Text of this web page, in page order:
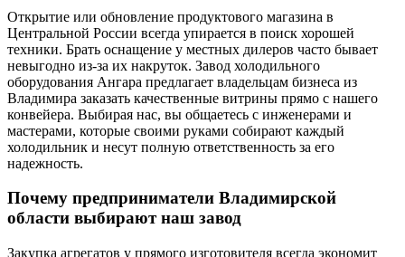
Открытие или обновление продуктового магазина в
Центральной России всегда упирается в поиск хорошей
техники. Брать оснащение у местных дилеров часто бывает
невыгодно из-за их накруток. Завод холодильного
оборудования Ангара предлагает владельцам бизнеса из
Владимира заказать качественные витрины прямо с нашего
конвейера. Выбирая нас, вы общаетесь с инженерами и
мастерами, которые своими руками собирают каждый
холодильник и несут полную ответственность за его
надежность.
Почему предприниматели Владимирской
области выбирают наш завод
Закупка агрегатов у прямого изготовителя всегда экономит